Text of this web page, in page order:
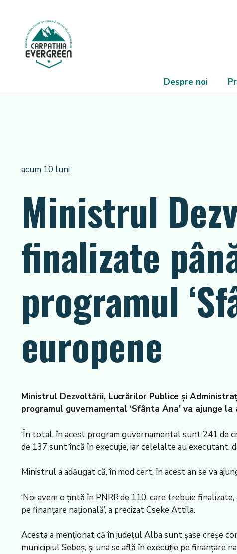
Despre noi
acum 10 luni
Ministrul
finalizate
programul
europene
Ministrul Dezvoltării, Lucrărilor Publice și
programul guvernamental ‘Sfânta Ana’ va ajunge la
‘În total, în acest program guvernamental sunt 241 de
de 137 sunt încă în execuție, iar celelalte au executant,
Ministrul a adăugat că, în mod cert, în acest an se va
‘Noi avem o țintă în PNRR de 110, care trebuie
pe finanțare națională’, a precizat Cseke Attila.
Acesta a menționat că în județul Alba sunt șase creșe
municipiul Sebeș, și una se află în execuție pe finanțare